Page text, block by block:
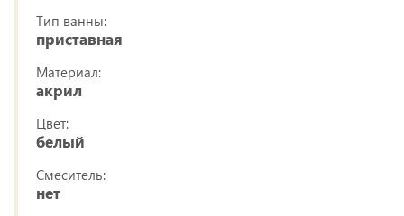
Тип ванны:
приставная
Материал:
акрил
Цвет:
белый
Смеситель:
нет